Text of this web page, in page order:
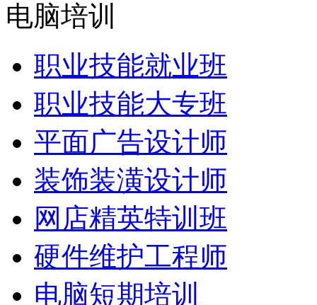
电脑培训
职业技能就业班
职业技能大专班
平面广告设计师
装饰装潢设计师
网店精英特训班
硬件维护工程师
电脑短期培训